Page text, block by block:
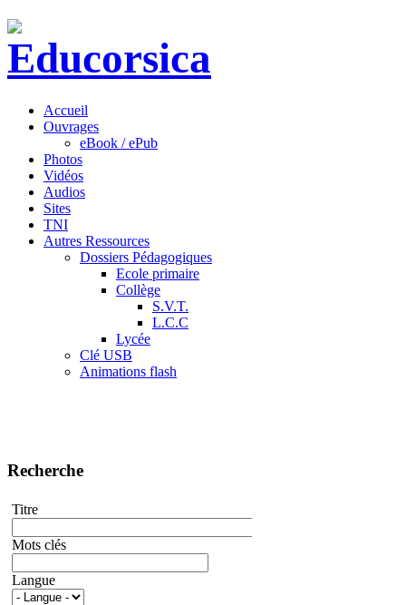
Accueil
Ouvrages
eBook / ePub
Photos
Vidéos
Audios
Sites
TNI
Autres Ressources
Dossiers Pédagogiques
Ecole primaire
Collège
S.V.T.
L.C.C
Lycée
Clé USB
Animations flash
Recherche
Titre
Mots clés
Langue